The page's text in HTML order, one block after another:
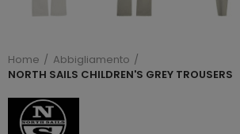
Home
Abbigliamento
NORTH SAILS CHILDREN'S GREY TROUSERS